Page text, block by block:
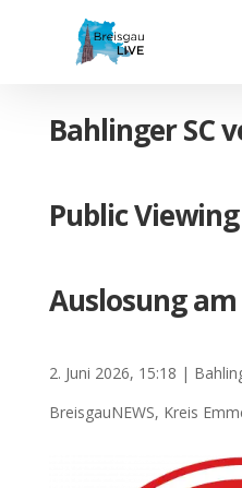
Bahlinger SC
Public
Auslosung
2. Juni 2026, 15:18 |
BreisgauNEWS, Kreis